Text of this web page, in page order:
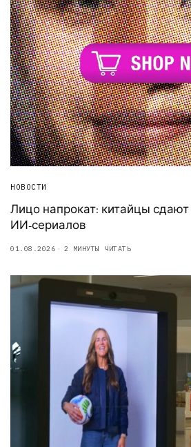
НОВОСТИ
Лицо напрокат: китайцы
ИИ-сериалов
01.08.2026 2 МИНУТЫ ЧИТАТЬ